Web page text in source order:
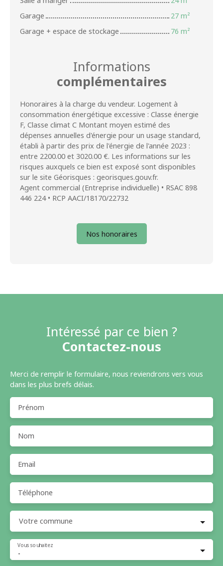
Garage
27 m²
Garage + espace de stockage
76 m²
Informations
complémentaires
Honoraires à la charge du vendeur. Logement à
consommation énergétique excessive : Classe énergie
F, Classe climat C Montant moyen estimé des
dépenses annuelles d'énergie pour un usage standard,
établi à partir des prix de l'énergie de l'année 2023 :
entre 2200.00 et 3020.00 €. Les informations sur les
risques auxquels ce bien est exposé sont disponibles
sur le site Géorisques : georisques.gouv.fr.
Agent commercial (Entreprise individuelle) • RSAC 898
446 224 • RCP AACI/18170/22732
Nos honoraires
Intéressé par ce bien ?
Contactez-nous
Merci de remplir le formulaire, nous reviendrons vers vous
dans les plus brefs délais.
Prénom
Nom
Email
Téléphone
Votre commune
-
Vous souhaitez